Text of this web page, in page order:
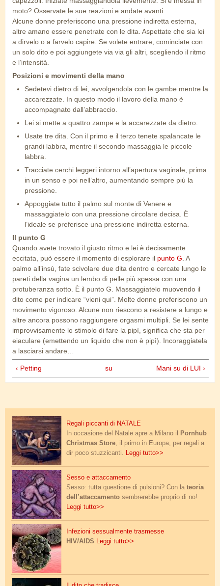
moto? Osservate le sue reazioni e andate avanti.
Alcune donne preferiscono una pressione indiretta esterna,
altre amano essere penetrate con le dita. Aspettate che sia lei
a dirvelo o a farvelo capire. Se volete entrare, cominciate con
un solo dito e poi aggiungete via via gli altri, scegliendo il ritmo
e l’intensità.
Posizioni e movimenti della mano
Sedetevi dietro di lei, avvolgendola con le gambe mentre la
accarezzate. In questo modo il lavoro della mano è
accompagnato dall’abbraccio.
Lei si mette a quattro zampe e la accarezzate da dietro.
Usate tre dita. Con il primo e il terzo tenete spalancate le
grandi labbra, mentre il secondo massaggia le piccole
labbra.
Tracciate cerchi leggeri intorno all’apertura vaginale, prima
in un senso e poi nell’altro, aumentando sempre più la
pressione.
Appoggiate tutto il palmo sul monte di Venere e
massaggiatelo con una pressione circolare decisa. È
l’ideale se preferisce una pressione indiretta esterna.
Il punto G
Quando avete trovato il giusto ritmo e lei è decisamente
eccitata, può essere il momento di esplorare il punto G . A
palmo all’insù, fate scivolare due dita dentro e cercate lungo le
pareti della vagina un lembo di pelle più spessa con una
protuberanza sotto. È il punto G. Massaggiatelo muovendo il
dito come per indicare “vieni qui”. Molte donne preferiscono un
movimento vigoroso. Alcune non riescono a resistere a lungo e
altre ancora possono raggiungere orgasmi multipli. Se lei sente
improvvisamente lo stimolo di fare la pipì, significa che sta per
eiaculare (emettendo un liquido che non è pipì). Incoraggiatela
a lasciarsi andare…
‹ Petting su Mani su di LUI ›
pornhub_store.jpgRegali piccanti di NATALE
In occasione del Natale apre a Milano il
Pornhub
Christmas Store, il primo in Europa, per regali a
dir poco stuzzicanti. Leggi tutto>>
sesso_attaccamento.jpgSesso e attaccamento
Sesso: tutta questione di pulsioni? Con la teoria
dell’attaccamento sembrerebbe proprio di no!
Leggi tutto>>
virus_papilloma.jpgInfezioni sessualmente trasmesse
HIV/AIDS Leggi tutto>>